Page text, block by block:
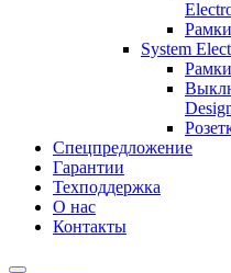
System
Спецпредложение
Гарантии
Техподдержка
О нас
Контакты